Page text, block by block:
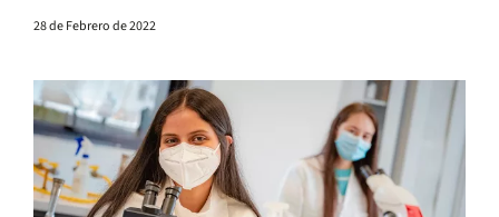
28 de Febrero de 2022